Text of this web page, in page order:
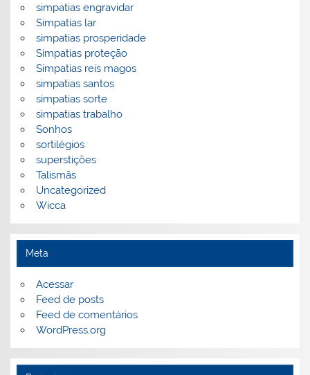
simpatias engravidar
Simpatias lar
simpatias prosperidade
Simpatias proteção
Simpatias reis magos
simpatias santos
simpatias sorte
simpatias trabalho
Sonhos
sortilégios
superstições
Talismãs
Uncategorized
Wicca
Meta
Acessar
Feed de posts
Feed de comentários
WordPress.org